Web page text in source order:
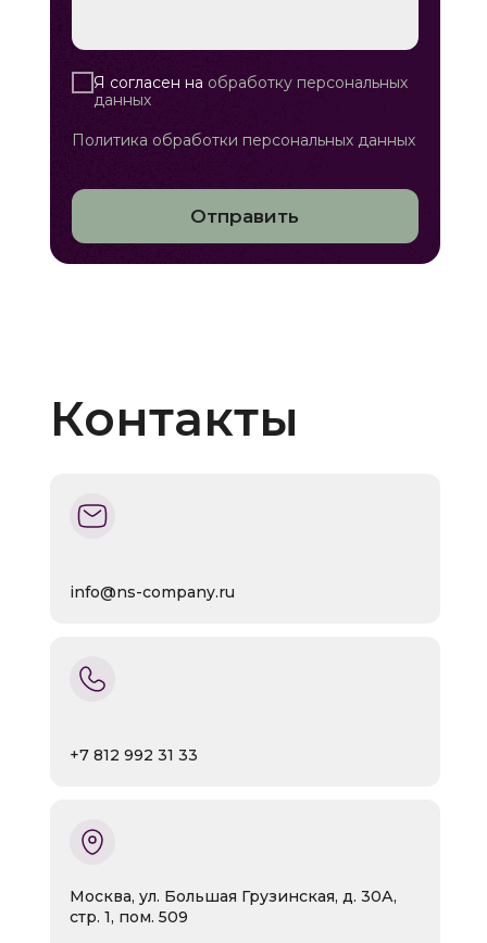
Я согласен на обработку персональных
данных
Политика обработки персональных данных
Отправить
Контакты
+7 812 992 31 33
info@ns-company.ru
Москва, ул. Большая Грузинская, д. 30А,
стр. 1, пом. 509